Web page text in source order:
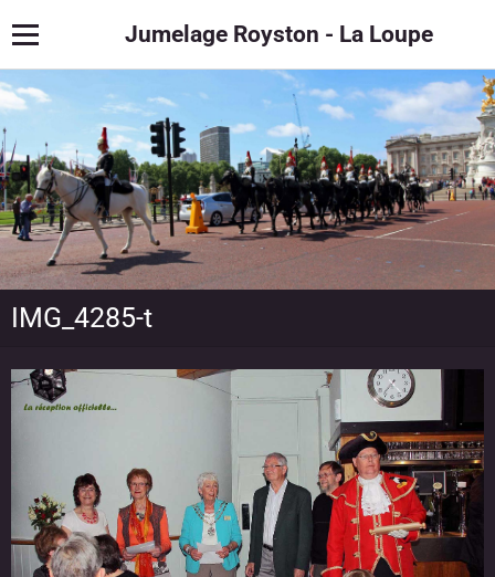
Jumelage Royston - La Loupe
IMG_4285-t